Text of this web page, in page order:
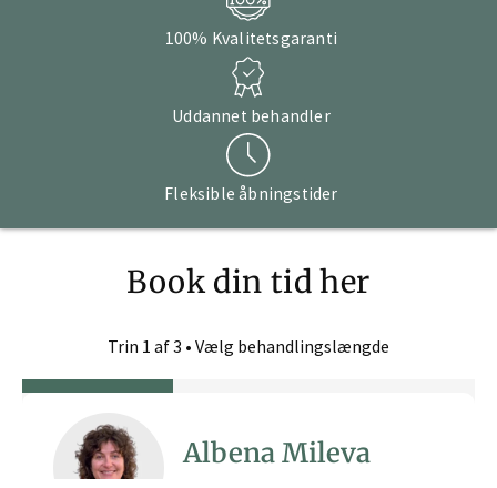
100% Kvalitetsgaranti
Uddannet behandler
Fleksible åbningstider
Book din tid her